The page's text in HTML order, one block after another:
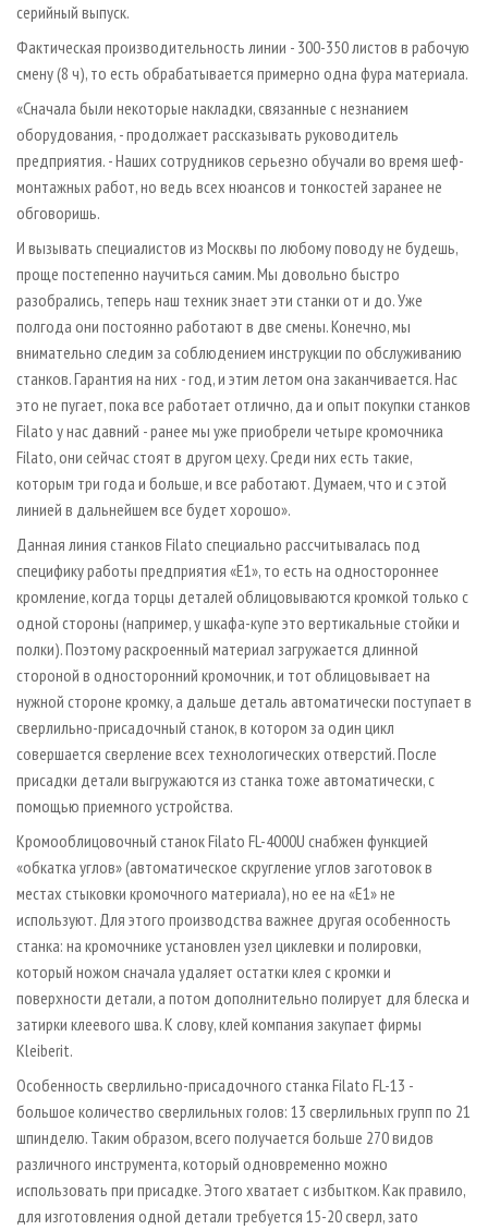
серийный выпуск.
Фактическая производительность линии - 300-350 листов в рабочую
смену (8 ч), то есть обрабатывается примерно одна фура материала.
«Сначала были некоторые накладки, связанные с незнанием
оборудования, - продолжает рассказывать руководитель
предприятия. - Наших сотрудников серьезно обучали во время шеф-
монтажных работ, но ведь всех нюансов и тонкостей заранее не
обговоришь.
И вызывать специалистов из Москвы по любому поводу не будешь,
проще постепенно научиться самим. Мы довольно быстро
разобрались, теперь наш техник знает эти станки от и до. Уже
полгода они постоянно работают в две смены. Конечно, мы
внимательно следим за соблюдением инструкции по обслуживанию
станков. Гарантия на них - год, и этим летом она заканчивается. Нас
это не пугает, пока все работает отлично, да и опыт покупки станков
Filato у нас давний - ранее мы уже приобрели четыре кромочника
Filato, они сейчас стоят в другом цеху. Среди них есть такие,
которым три года и больше, и все работают. Думаем, что и с этой
линией в дальнейшем все будет хорошо».
Данная линия станков Filato специально рассчитывалась под
специфику работы предприятия «Е1», то есть на одностороннее
кромление, когда торцы деталей облицовываются кромкой только с
одной стороны (например, у шкафа-купе это вертикальные стойки и
полки). Поэтому раскроенный материал загружается длинной
стороной в односторонний кромочник, и тот облицовывает на
нужной стороне кромку, а дальше деталь автоматически поступает в
сверлильно-присадочный станок, в котором за один цикл
совершается сверление всех технологических отверстий. После
присадки детали выгружаются из станка тоже автоматически, с
помощью приемного устройства.
Кромооблицовочный станок Filato FL-4000U снабжен функцией
«обкатка углов» (автоматическое скругление углов заготовок в
местах стыковки кромочного материала), но ее на «Е1» не
используют. Для этого производства важнее другая особенность
станка: на кромочнике установлен узел циклевки и полировки,
который ножом сначала удаляет остатки клея с кромки и
поверхности детали, а потом дополнительно полирует для блеска и
затирки клеевого шва. К слову, клей компания закупает фирмы
Kleiberit.
Особенность сверлильно-присадочного станка Filato FL-13 -
большое количество сверлильных голов: 13 сверлильных групп по 21
шпинделю. Таким образом, всего получается больше 270 видов
различного инструмента, который одновременно можно
использовать при присадке. Этого хватает с избытком. Как правило,
для изготовления одной детали требуется 15-20 сверл, зато